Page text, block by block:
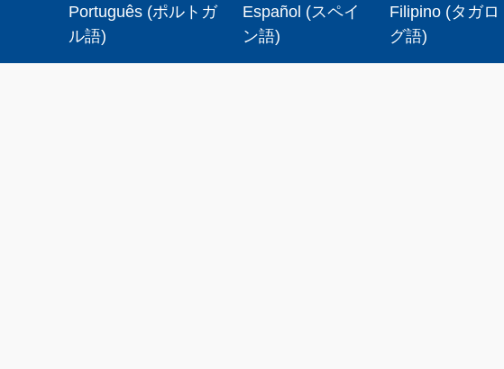
ストップ！水難事故！ ！
Português (ポルトガ
ル語)
Español (スペイ
ン語)
Filipino (タガロ
グ語)